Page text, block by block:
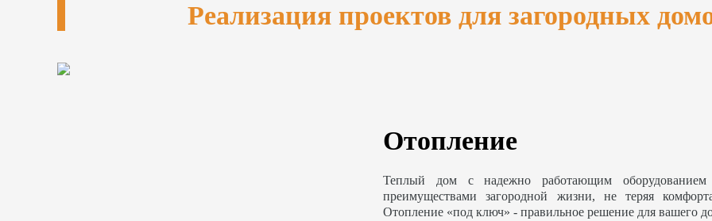
Реализация проектов для загородных
Отопление
Теплый дом с надежно работающим оборудованием
преимуществами загородной жизни, не теряя
Отопление «под ключ» - правильное решение для вашего